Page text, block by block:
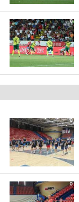
0
0
0